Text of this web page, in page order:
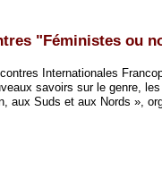
"Féministes ou
Internationales
savoirs sur le genre,
aux Suds et aux Nords »,